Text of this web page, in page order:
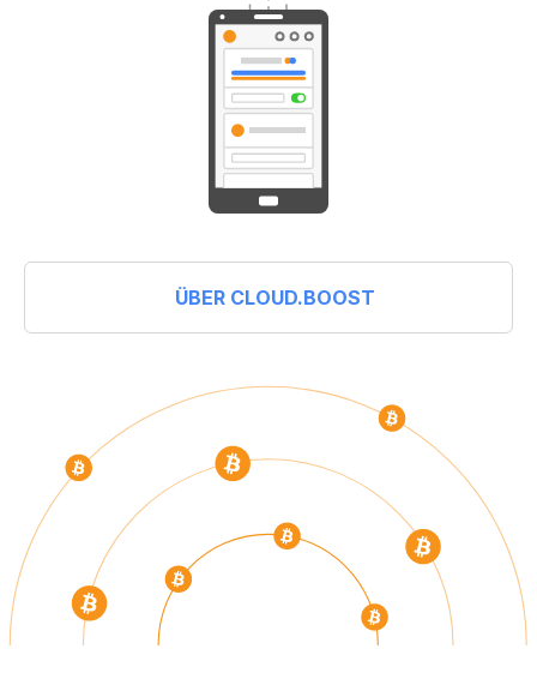
ÜBER CLOUD.BOOST